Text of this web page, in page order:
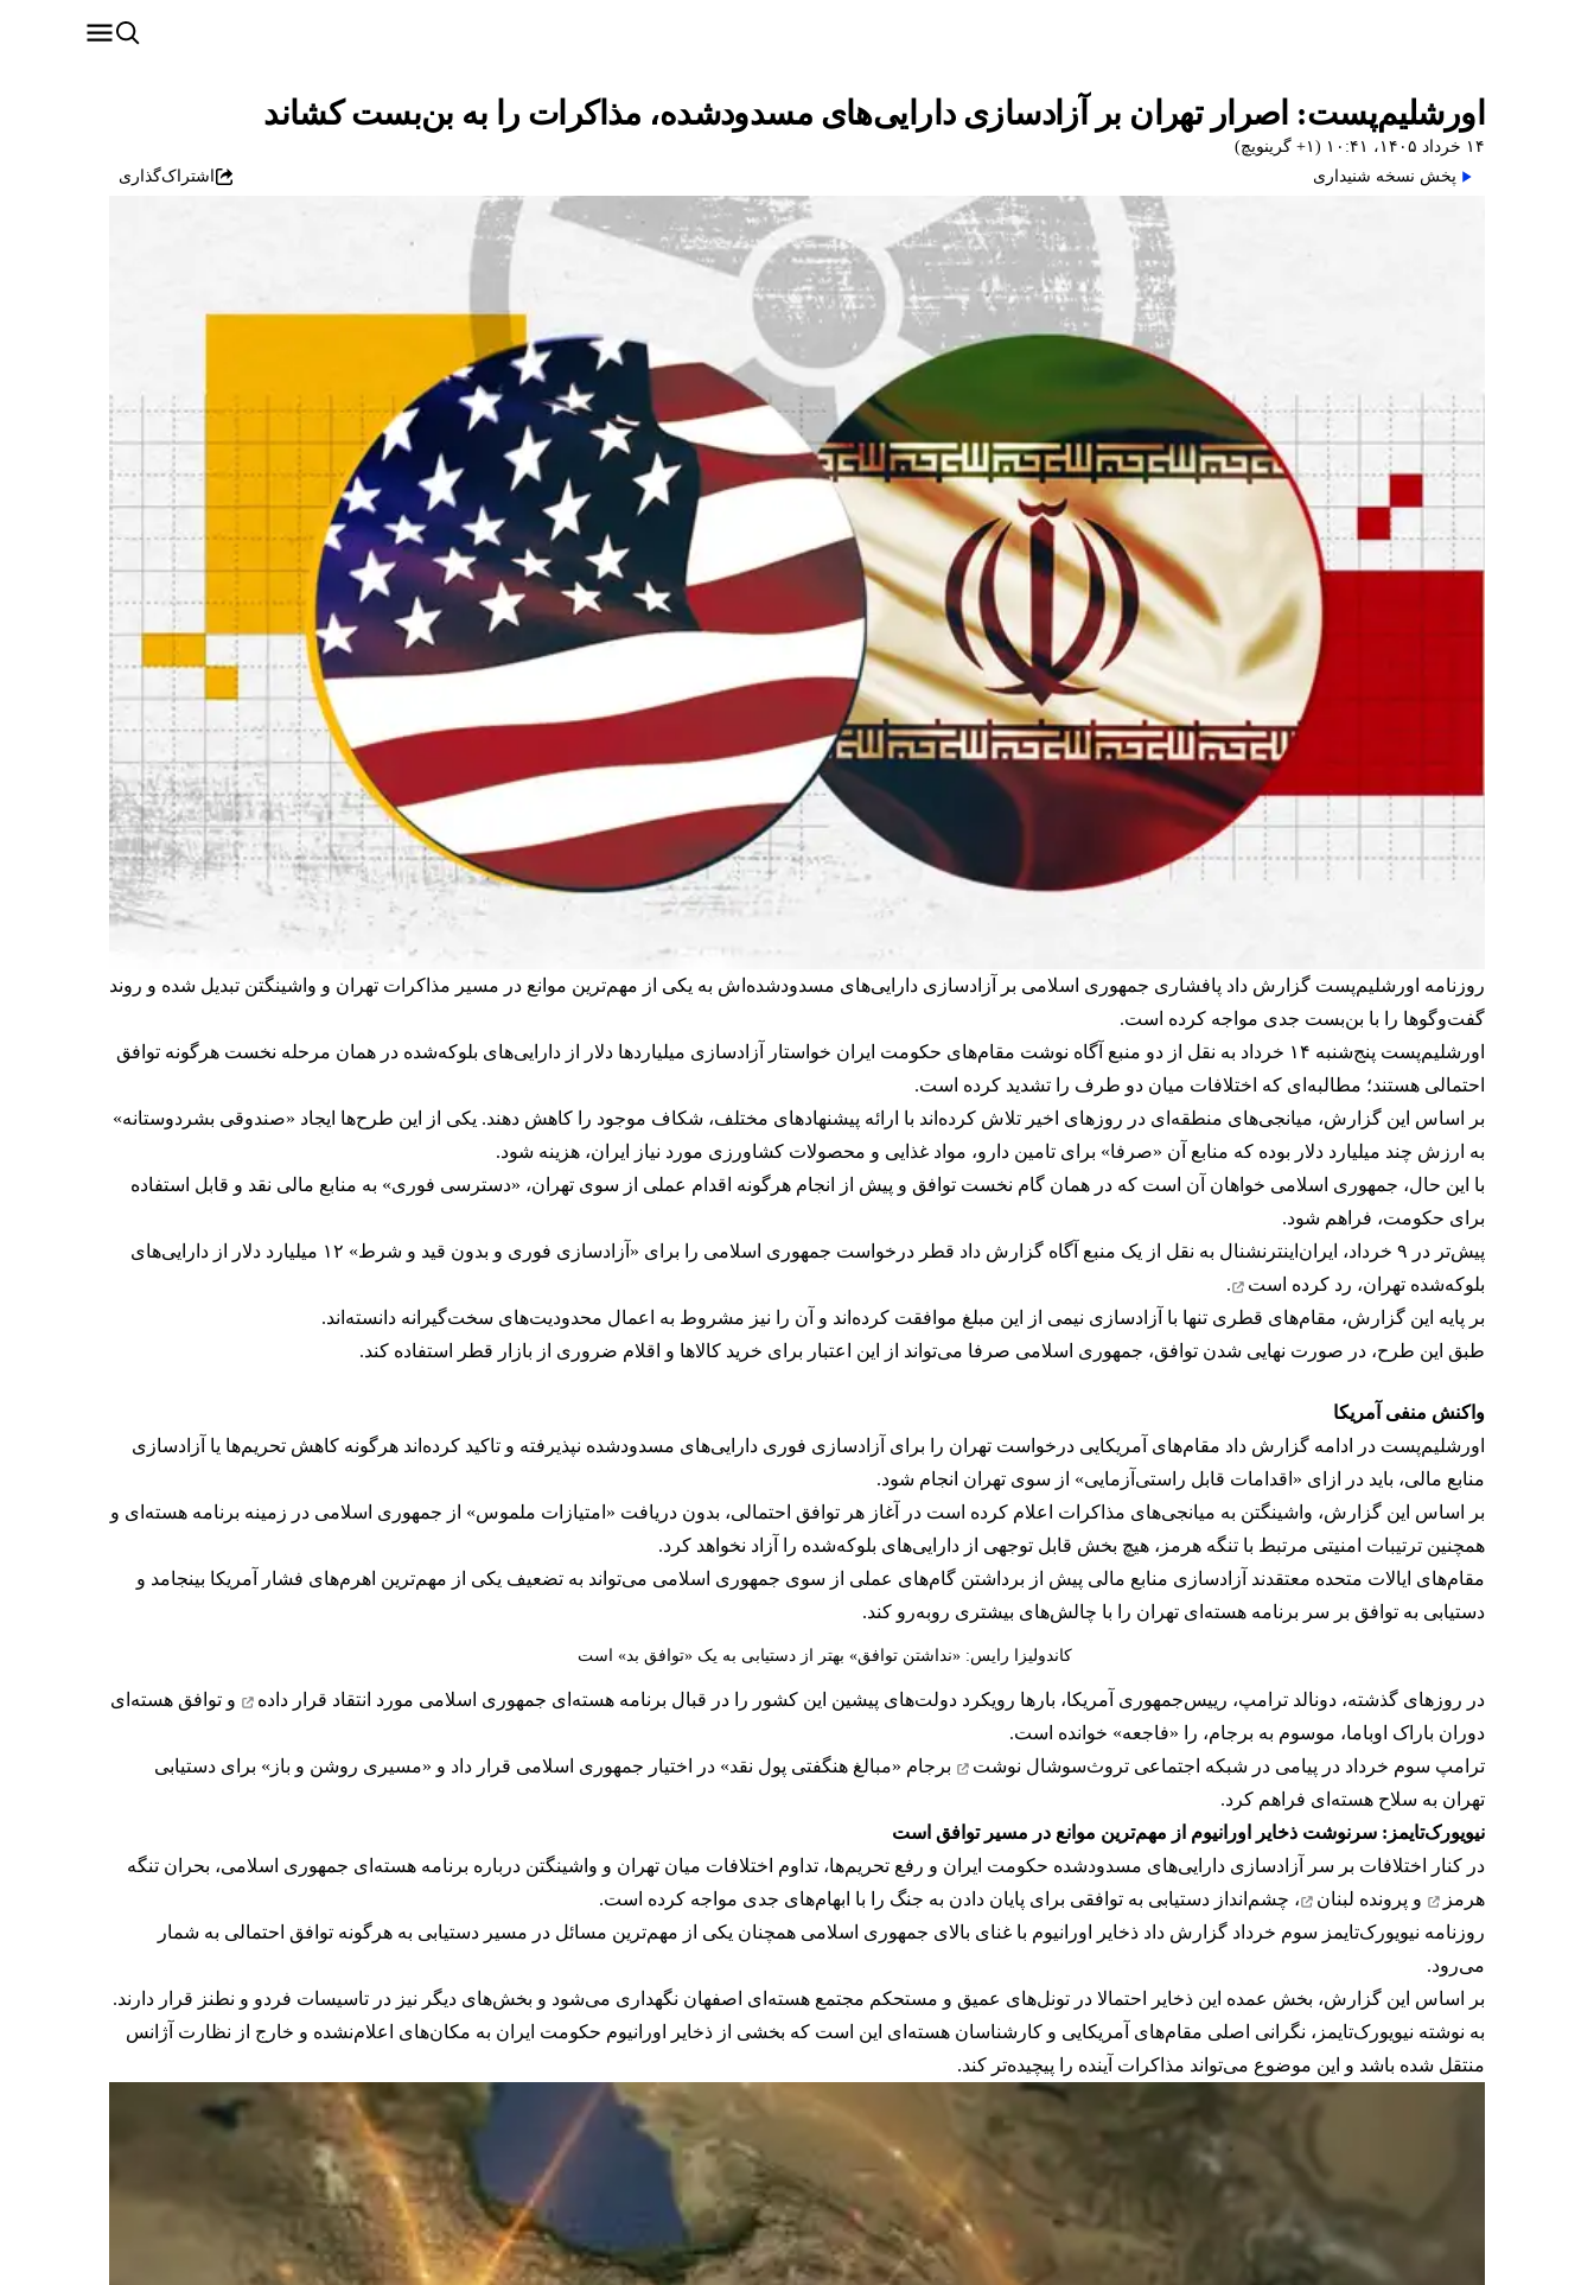
اورشلیم‌پست: اصرار تهران بر آزادسازی دارایی‌های مسدودشده، مذاکرات را به بن‌بست کشاند
۱۴ خرداد ۱۴۰۵، ۱۰:۴۱ (‎+۱ گرینویچ)
پخش نسخه شنیداری
اشتراک‌گذاری
روزنامه اورشلیم‌پست گزارش داد پافشاری جمهوری اسلامی بر آزادسازی دارایی‌های مسدودشده‌اش به یکی از مهم‌ترین موانع در مسیر مذاکرات تهران و واشینگتن تبدیل شده و روند
گفت‌وگوها را با بن‌بست جدی مواجه کرده است.
اورشلیم‌پست پنج‌شنبه ۱۴ خرداد به نقل از دو منبع آگاه نوشت مقام‌های حکومت ایران خواستار آزادسازی میلیاردها دلار از دارایی‌های بلوکه‌شده در همان مرحله نخست هرگونه توافق
احتمالی هستند؛ مطالبه‌ای که اختلافات میان دو طرف را تشدید کرده است.
بر اساس این گزارش، میانجی‌های منطقه‌ای در روزهای اخیر تلاش کرده‌اند با ارائه پیشنهادهای مختلف، شکاف موجود را کاهش دهند. یکی از این طرح‌ها ایجاد «صندوقی بشردوستانه»
به ارزش چند میلیارد دلار بوده که منابع آن «صرفا» برای تامین دارو، مواد غذایی و محصولات کشاورزی مورد نیاز ایران، هزینه شود.
با این حال، جمهوری اسلامی خواهان آن است که در همان گام نخست توافق و پیش از انجام هرگونه اقدام عملی از سوی تهران، «دسترسی فوری» به منابع مالی نقد و قابل استفاده
برای حکومت، فراهم شود.
پیش‌تر در ۹ خرداد، ایران‌اینترنشنال به نقل از یک منبع آگاه گزارش داد قطر درخواست جمهوری اسلامی را برای «آزادسازی فوری و بدون قید و شرط» ۱۲ میلیارد دلار از دارایی‌های
بلوکه‌شده تهران، رد کرده است
.
بر پایه این گزارش، مقام‌های قطری تنها با آزادسازی نیمی از این مبلغ موافقت کرده‌اند و آن را نیز مشروط به اعمال محدودیت‌های سخت‌گیرانه دانسته‌اند.
طبق این طرح، در صورت نهایی شدن توافق، جمهوری اسلامی صرفا می‌تواند از این اعتبار برای خرید کالاها و اقلام ضروری از بازار قطر استفاده کند.
واکنش منفی آمریکا
اورشلیم‌پست در ادامه گزارش داد مقام‌های آمریکایی درخواست تهران را برای آزادسازی فوری دارایی‌های مسدودشده نپذیرفته و تاکید کرده‌اند هرگونه کاهش تحریم‌ها یا آزادسازی
منابع مالی، باید در ازای «اقدامات قابل راستی‌آزمایی» از سوی تهران انجام شود.
بر اساس این گزارش، واشینگتن به میانجی‌های مذاکرات اعلام کرده است در آغاز هر توافق احتمالی، بدون دریافت «امتیازات ملموس» از جمهوری اسلامی در زمینه برنامه هسته‌ای و
همچنین ترتیبات امنیتی مرتبط با تنگه هرمز، هیچ بخش قابل ‌توجهی از دارایی‌های بلوکه‌شده را آزاد نخواهد کرد.
مقام‌های ایالات متحده معتقدند آزادسازی منابع مالی پیش از برداشتن گام‌های عملی از سوی جمهوری اسلامی می‌تواند به تضعیف یکی از مهم‌ترین اهرم‌های فشار آمریکا بینجامد و
دستیابی به توافق بر سر برنامه هسته‌ای تهران را با چالش‌های بیشتری روبه‌رو کند.
کاندولیزا رایس: «نداشتن توافق» بهتر از دستیابی به یک «توافق بد» است
در روزهای گذشته، دونالد ترامپ، رییس‌جمهوری آمریکا، بارها رویکرد دولت‌های پیشین این کشور را در قبال برنامه هسته‌ای جمهوری اسلامی مورد انتقاد قرار داده
و توافق هسته‌ای
دوران باراک اوباما، موسوم به برجام، را «فاجعه» خوانده است.
ترامپ سوم خرداد در پیامی در شبکه اجتماعی تروث‌سوشال نوشت
برجام «مبالغ هنگفتی پول نقد» در اختیار جمهوری اسلامی قرار داد و «مسیری روشن و باز» برای دستیابی
تهران به سلاح هسته‌ای فراهم کرد.
نیویورک‌تایمز: سرنوشت ذخایر اورانیوم از مهم‌ترین موانع در مسیر توافق است
در کنار اختلافات بر سر آزادسازی دارایی‌های مسدودشده حکومت ایران و رفع تحریم‌ها، تداوم اختلافات میان تهران و واشینگتن درباره برنامه هسته‌ای جمهوری اسلامی، بحران تنگه
هرمز
و پرونده لبنان
، چشم‌انداز دستیابی به توافقی برای پایان دادن به جنگ را با ابهام‌های جدی مواجه کرده است.
روزنامه نیویورک‌تایمز سوم خرداد گزارش داد ذخایر اورانیوم با غنای بالای جمهوری اسلامی همچنان یکی از مهم‌ترین مسائل در مسیر دستیابی به هرگونه توافق احتمالی به شمار
می‌رود.
بر اساس این گزارش، بخش عمده این ذخایر احتمالا در تونل‌های عمیق و مستحکم مجتمع هسته‌ای اصفهان نگهداری می‌شود و بخش‌های دیگر نیز در تاسیسات فردو و نطنز قرار دارند.
به نوشته نیویورک‌تایمز، نگرانی اصلی مقام‌های آمریکایی و کارشناسان هسته‌ای این است که بخشی از ذخایر اورانیوم حکومت ایران به مکان‌های اعلام‌نشده و خارج از نظارت آژانس
منتقل شده باشد و این موضوع می‌تواند مذاکرات آینده را پیچیده‌تر کند.